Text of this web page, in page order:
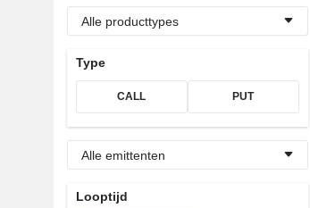
Alle producttypes
Type
CALL PUT
Alle emittenten
Looptijd